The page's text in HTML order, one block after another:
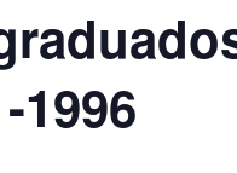
1996